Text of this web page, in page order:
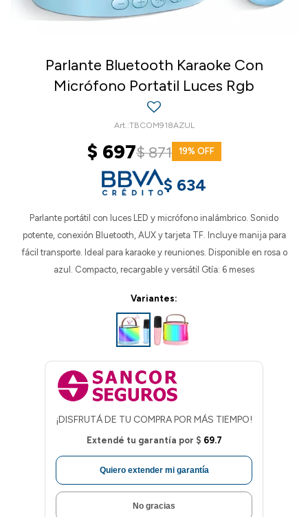
Parlante Bluetooth Karaoke Con
Micrófono Portatil Luces Rgb
TBCOM918AZUL
$ 697$871 19
$ 634
Parlante portátil con luces LED y micrófono inalámbrico. Sonido
potente, conexión Bluetooth, AUX y tarjeta TF. Incluye manija para
fácil transporte. Ideal para karaoke y reuniones. Disponible en rosa o
azul. Compacto, recargable y versátil Gtía: 6 meses
Variantes:
¡DISFRUTÁ DE TU COMPRA POR MÁS TIEMPO!
Extendé tu garantía por $ 69.7
Quiero extender mi garantía
No gracias